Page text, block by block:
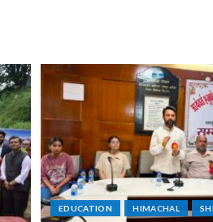
EDUCATION HIMACHAL